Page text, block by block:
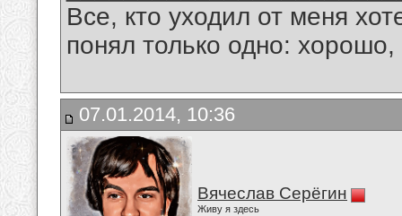
Все, кто уходил от меня
понял только одно:
07.01.2014, 10:36
Вячеслав Серёгин
Живу я здесь